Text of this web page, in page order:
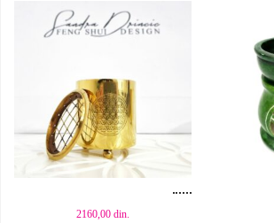
Dodaj u korpu
2160,00 din.